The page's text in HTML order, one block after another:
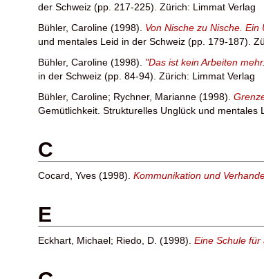
der Schweiz (pp. 217-225). Zürich: Limmat Verlag
Bühler, Caroline (1998). Von Nische zu Nische.
und mentales Leid in der Schweiz (pp. 179-187).
Bühler, Caroline (1998). "Das ist kein Arbeiten
in der Schweiz (pp. 84-94). Zürich: Limmat Verlag
Bühler, Caroline; Rychner, Marianne (1998).
Gemütlichkeit. Strukturelles Unglück und
C
Cocard, Yves (1998). Kommunikation und
E
Eckhart, Michael; Riedo, D. (1998). Eine Schule für